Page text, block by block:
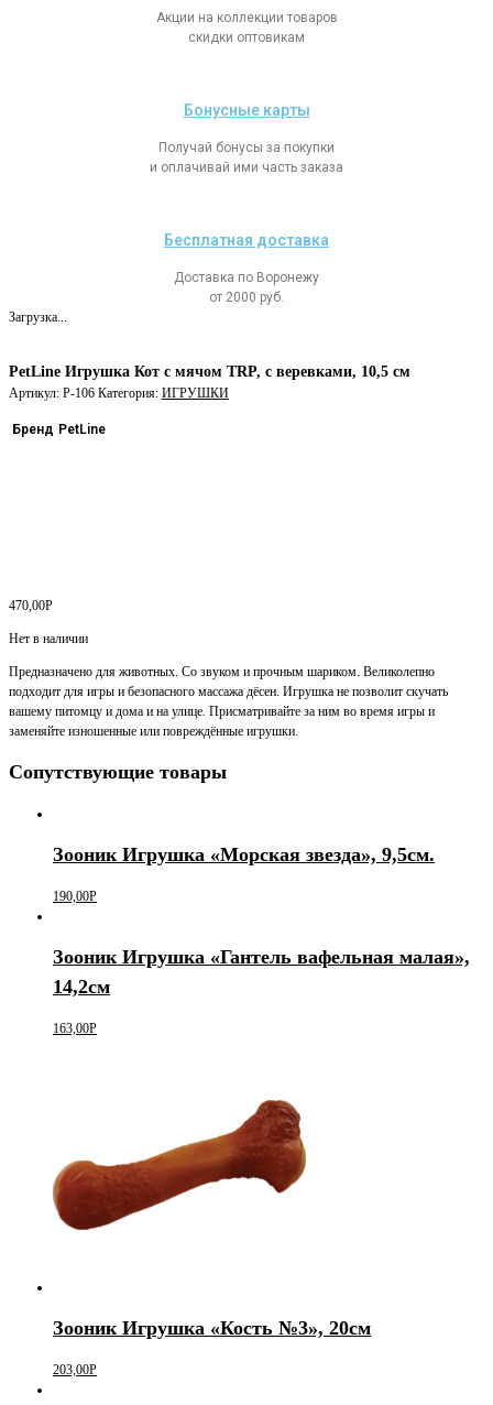
Акции на коллекции товаров
скидки оптовикам
Бонусные карты
Получай бонусы за покупки
и оплачивай ими часть заказа
Бесплатная доставка
Доставка по Воронежу
от 2000 руб.
Загрузка...
PetLine Игрушка Кот с мячом TRP, с веревками, 10,5 см
Артикул: P-106 Категория: ИГРУШКИ
Бренд PetLine
470,00Р
Нет в наличии
Предназначено для животных. Со звуком и прочным шариком. Великолепно
подходит для игры и безопасного массажа дёсен. Игрушка не позволит скучать
вашему питомцу и дома и на улице. Присматривайте за ним во время игры и
заменяйте изношенные или повреждённые игрушки.
Сопутствующие товары
Зооник Игрушка «Морская звезда», 9,5см.
190,00Р
Зооник Игрушка «Гантель вафельная малая»,
14,2см
163,00Р
Зооник Игрушка «Кость №3», 20см
203,00Р